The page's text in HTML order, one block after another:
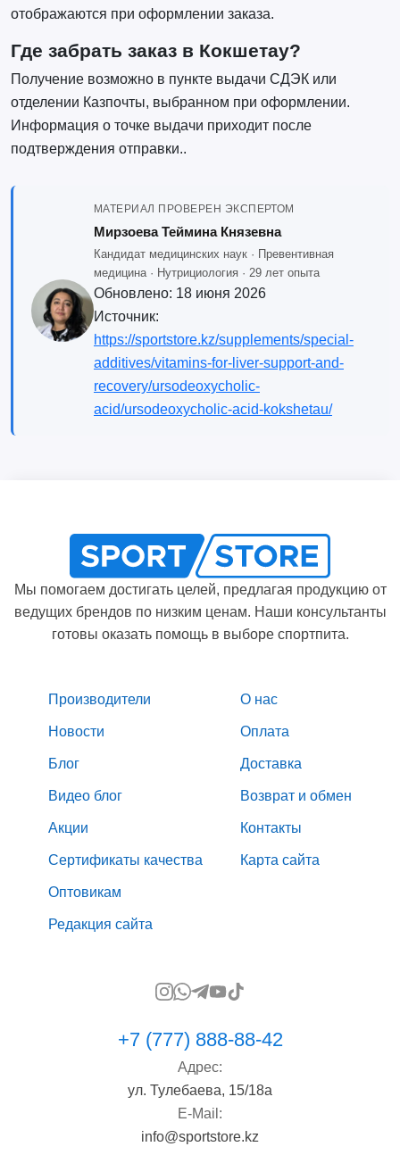
отображаются при оформлении заказа.
Где забрать заказ в Кокшетау?
Получение возможно в пункте выдачи СДЭК или
отделении Казпочты, выбранном при оформлении.
Информация о точке выдачи приходит после
подтверждения отправки..
МАТЕРИАЛ ПРОВЕРЕН ЭКСПЕРТОМ
Мирзоева Теймина Князевна
Кандидат медицинских наук · Превентивная
медицина · Нутрициология · 29 лет опыта
Обновлено: 18 июня 2026
Источник:
https://sportstore.kz/supplements/special-
additives/vitamins-for-liver-support-and-
recovery/ursodeoxycholic-
acid/ursodeoxycholic-acid-kokshetau/
Мы помогаем достигать целей, предлагая продукцию от
ведущих брендов по низким ценам. Наши консультанты
готовы оказать помощь в выборе спортпита.
Производители
Новости
Блог
Видео блог
Акции
Сертификаты качества
Оптовикам
Редакция сайта
О нас
Оплата
Доставка
Возврат и обмен
Контакты
Карта сайта
+7 (777) 888-88-42
Адрес:
ул. Тулебаева, 15/18а
E-Mail:
info@sportstore.kz